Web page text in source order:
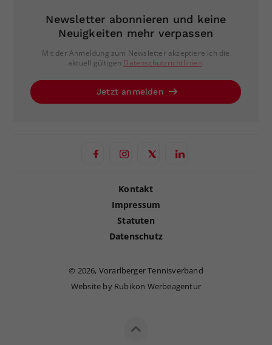
Newsletter abonnieren und keine
Neuigkeiten mehr verpassen
Mit der Anmeldung zum Newsletter akzeptiere ich die
aktuell gültigen Datenschutzrichtlinien.
Jetzt anmelden
Kontakt
Impressum
Statuten
Datenschutz
© 2026, Vorarlberger Tennisverband
Website by Rubikon Werbeagentur